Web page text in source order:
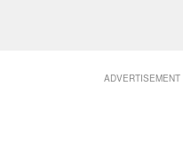
ADVERTISEMENT